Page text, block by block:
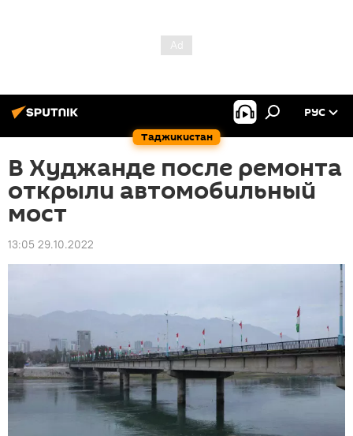
Таджикистан
РУС
В Худжанде после ремонта
открыли автомобильный
мост
13:05 29.10.2022